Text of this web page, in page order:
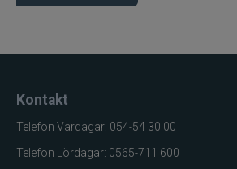
Kontakt
Telefon Vardagar: 054-54 30 00
Telefon Lördagar: 0565-711 600